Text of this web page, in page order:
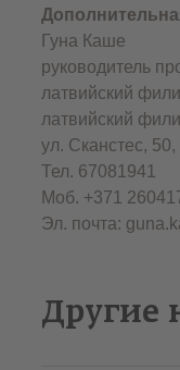
Гуна Каше
руководитель
латвийский
латвийский
ул. Сканстес,
Тел. 67081941
Моб. +371
Эл. почта:
Другие